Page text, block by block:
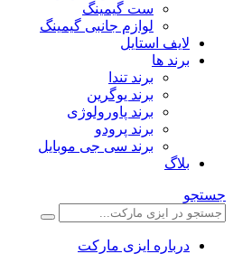
ست گیمینگ
لوازم جانبی گیمینگ
لایف استایل
برند ها
برند تندا
برند یوگرین
برند پاورولوژی
برند پرودو
برند سی جی موبایل
بلاگ
جستجو
درباره ایزی مارکت